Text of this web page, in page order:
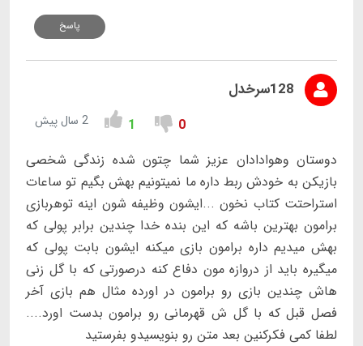
پاسخ
128سرخدل
0
1 2 سال پیش
دوستان وهوادادان عزیز شما چتون شده زندگی شخصی
بازیکن به خودش ربط داره ما نمیتونیم بهش بگیم تو ساعات
استراحتت کتاب نخون ...ایشون وظیفه شون اینه توهربازی
برامون بهترین باشه که این بنده خدا چندین برابر پولی که
بهش میدیم داره برامون بازی میکنه ایشون بابت پولی که
میگیره باید از دروازه مون دفاع کنه درصورتی که با گل زنی
هاش چندین بازی رو برامون در اورده مثال هم بازی آخر
فصل قبل که با گل ش قهرمانی رو برامون بدست اورد....
لطفا کمی فکرکنین بعد متن رو بنویسیدو بفرستید